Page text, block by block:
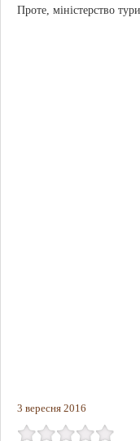
Проте, міністерство
3 вересня 2016